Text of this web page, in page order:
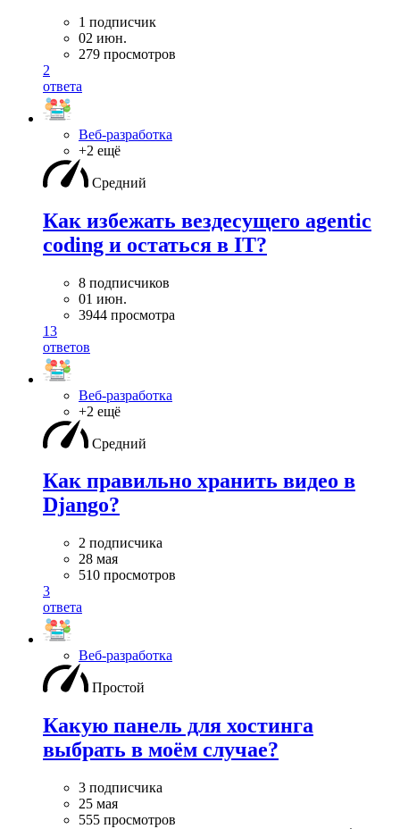
1 подписчик
02 июн.
279 просмотров
2
ответа
Веб-разработка
+2 ещё
Средний
Как избежать вездесущего agentic
coding и остаться в IT?
8 подписчиков
01 июн.
3944 просмотра
13
ответов
Веб-разработка
+2 ещё
Средний
Как правильно хранить видео в
Django?
2 подписчика
28 мая
510 просмотров
3
ответа
Веб-разработка
Простой
Какую панель для хостинга
выбрать в моём случае?
3 подписчика
25 мая
555 просмотров